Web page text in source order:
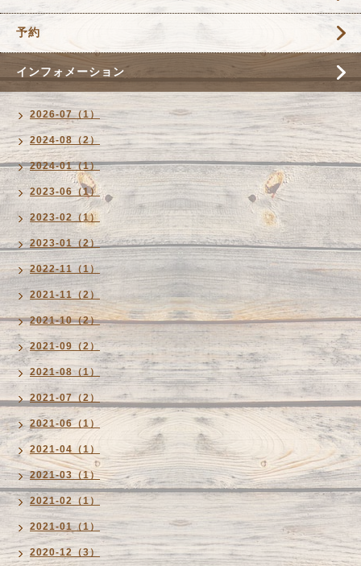
予約
インフォメーション
2026-07（1）
2024-08（2）
2024-01（1）
2023-06（1）
2023-02（1）
2023-01（2）
2022-11（1）
2021-11（2）
2021-10（2）
2021-09（2）
2021-08（1）
2021-07（2）
2021-06（1）
2021-04（1）
2021-03（1）
2021-02（1）
2021-01（1）
2020-12（3）